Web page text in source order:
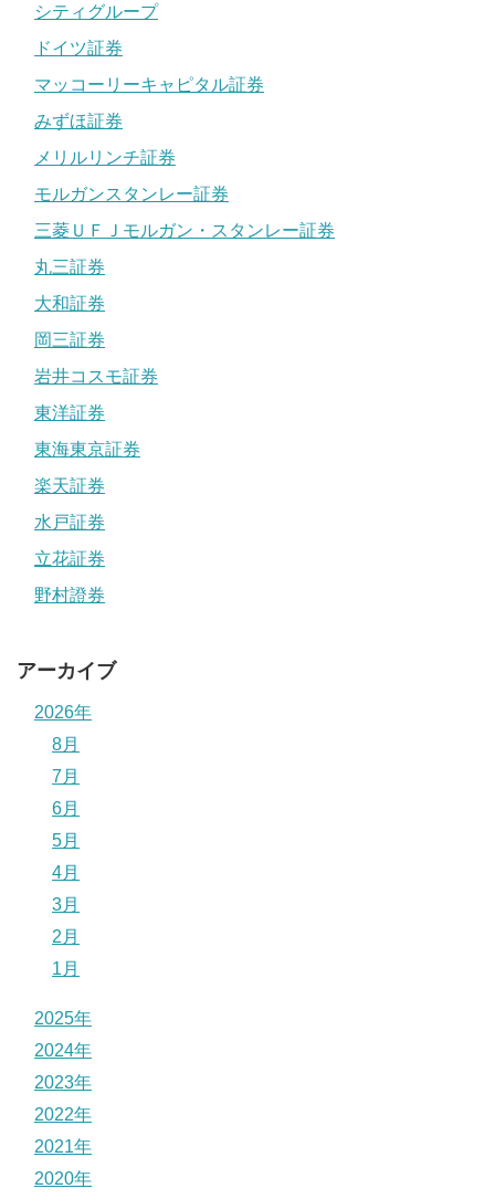
シティグループ
ドイツ証券
マッコーリーキャピタル証券
みずほ証券
メリルリンチ証券
モルガンスタンレー証券
三菱ＵＦＪモルガン・スタンレー証券
丸三証券
大和証券
岡三証券
岩井コスモ証券
東洋証券
東海東京証券
楽天証券
水戸証券
立花証券
野村證券
アーカイブ
2026年
8月
7月
6月
5月
4月
3月
2月
1月
2025年
2024年
2023年
2022年
2021年
2020年